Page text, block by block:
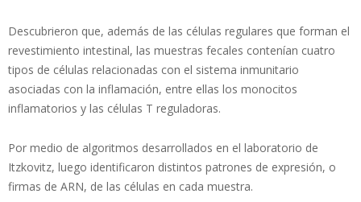
Descubrieron que, además de las células regulares que forman el
revestimiento intestinal, las muestras fecales contenían cuatro
tipos de células relacionadas con el sistema inmunitario
asociadas con la inflamación, entre ellas los monocitos
inflamatorios y las células T reguladoras.
Por medio de algoritmos desarrollados en el laboratorio de
Itzkovitz, luego identificaron distintos patrones de expresión, o
firmas de ARN, de las células en cada muestra.